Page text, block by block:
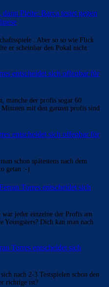
dann Pleite: Barça testet gegen
. Aber so so wie Flick
er scheinbar den Pokal nicht
entscheidet sich offenbar für
manche der profis sogar 60
mit den ganzen profis sind
entscheidet sich offenbar für
schon spätestens nach dem
getan :-)
Torres entscheidet sich
jeder einzelne der Profis am
Youngsters? Dich kan man nach
Torres entscheidet sich
nach 2-3 Testspielen schon den
richtige ist?